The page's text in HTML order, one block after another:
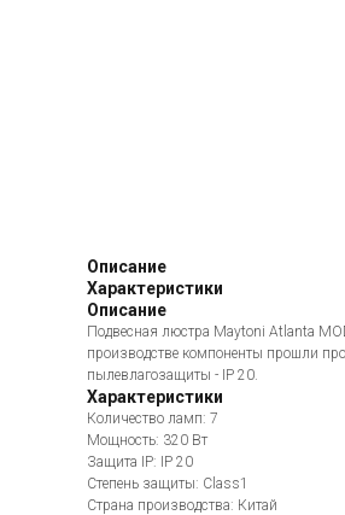
Описание
Характеристики
Описание
Подвесная люстра Maytoni Atlanta
производстве компоненты прошли
пылевлагозащиты - IP 20.
Характеристики
Количество ламп: 7
Мощность: 320 Вт
Защита IP: IP 20
Степень защиты: Class1
Страна производства: Китай